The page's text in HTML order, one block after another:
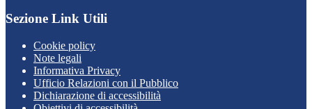
Sezione Link Utili
Cookie policy
Note legali
Informativa Privacy
Ufficio Relazioni con il Pubblico
Dichiarazione di accessibilità